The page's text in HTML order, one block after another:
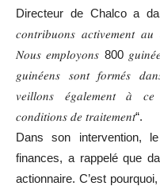
Directeur de Chalco a
𝑐𝑜𝑛𝑡𝑟𝑖𝑏𝑢𝑜𝑛𝑠 𝑎𝑐𝑡𝑖𝑣𝑒𝑚𝑒𝑛𝑡
𝑁𝑜𝑢𝑠 𝑒𝑚𝑝𝑙𝑜𝑦𝑜𝑛𝑠 800
𝑔𝑢𝑖𝑛𝑒́𝑒𝑛𝑠 𝑠𝑜𝑛𝑡 𝑓𝑜𝑟𝑚𝑒́𝑠
𝑣𝑒𝑖𝑙𝑙𝑜𝑛𝑠 𝑒́𝑔𝑎𝑙𝑒𝑚𝑒𝑛𝑡 𝑎̀ 𝑐𝑒
𝑐𝑜𝑛𝑑𝑖𝑡𝑖𝑜𝑛𝑠 𝑑𝑒 𝑡𝑟𝑎𝑖𝑡𝑒𝑚𝑒𝑛𝑡“.
Dans son intervention,
finances, a rappelé que
actionnaire. C’est